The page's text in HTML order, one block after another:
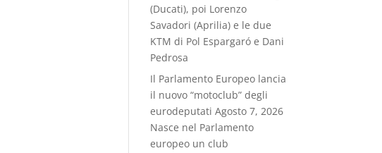
(Ducati), poi Lorenzo
Savadori (Aprilia) e le due
KTM di Pol Espargaró e Dani
Pedrosa
Il Parlamento Europeo lancia
il nuovo “motoclub” degli
eurodeputati Agosto 7, 2026
Nasce nel Parlamento
europeo un club